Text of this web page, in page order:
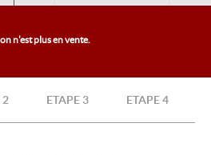
n'est plus en vente.
2 ETAPE 3 ETAPE 4